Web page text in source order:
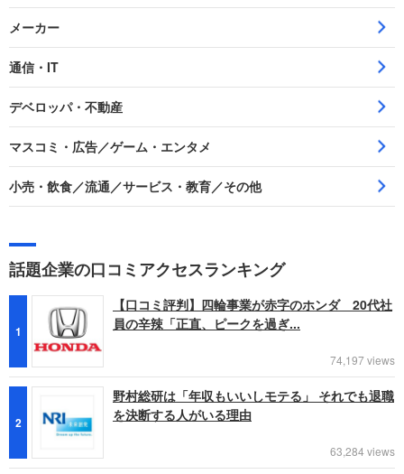
メーカー
通信・IT
デベロッパ・不動産
マスコミ・広告／ゲーム・エンタメ
小売・飲食／流通／サービス・教育／その他
話題企業の口コミアクセスランキング
1
【口コミ評判】四輪事業が赤字のホンダ 20代社
員の辛辣「正直、ピークを過ぎ...
74,197 views
2
野村総研は「年収もいいしモテる」 それでも退職
を決断する人がいる理由
63,284 views